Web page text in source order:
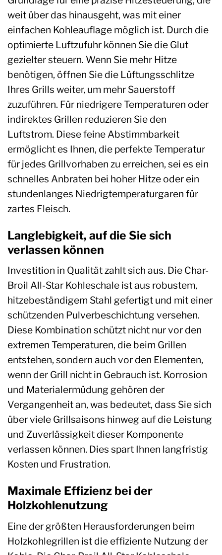
weit über das hinausgeht, was mit einer
einfachen Kohleauflage möglich ist. Durch die
optimierte Luftzufuhr können Sie die Glut
gezielter steuern. Wenn Sie mehr Hitze
benötigen, öffnen Sie die Lüftungsschlitze
Ihres Grills weiter, um mehr Sauerstoff
zuzuführen. Für niedrigere Temperaturen oder
indirektes Grillen reduzieren Sie den
Luftstrom. Diese feine Abstimmbarkeit
ermöglicht es Ihnen, die perfekte Temperatur
für jedes Grillvorhaben zu erreichen, sei es ein
schnelles Anbraten bei hoher Hitze oder ein
stundenlanges Niedrigtemperaturgaren für
zartes Fleisch.
Langlebigkeit, auf die Sie sich
verlassen können
Investition in Qualität zahlt sich aus. Die Char-
Broil All-Star Kohleschale ist aus robustem,
hitzebeständigem Stahl gefertigt und mit einer
schützenden Pulverbeschichtung versehen.
Diese Kombination schützt nicht nur vor den
extremen Temperaturen, die beim Grillen
entstehen, sondern auch vor den Elementen,
wenn der Grill nicht in Gebrauch ist. Korrosion
und Materialermüdung gehören der
Vergangenheit an, was bedeutet, dass Sie sich
über viele Grillsaisons hinweg auf die Leistung
und Zuverlässigkeit dieser Komponente
verlassen können. Dies spart Ihnen langfristig
Kosten und Frustration.
Maximale Effizienz bei der
Holzkohlenutzung
Eine der größten Herausforderungen beim
Holzkohlegrillen ist die effiziente Nutzung der